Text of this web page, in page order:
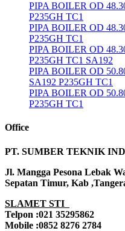
PIPA BOILER OD
P235GH TC1
PIPA BOILER OD
P235GH TC1
PIPA BOILER OD
P235GH TC1 SA192
PIPA BOILER OD
SA192 P235GH TC1
PIPA BOILER OD
P235GH TC1
Office
PT. SUMBER TEKNIK
Jl. Mangga Pesona Lebak
Sepatan Timur, Kab
SLAMET STI
Telpon :021 35295862
Mobile :0852 8276 2784